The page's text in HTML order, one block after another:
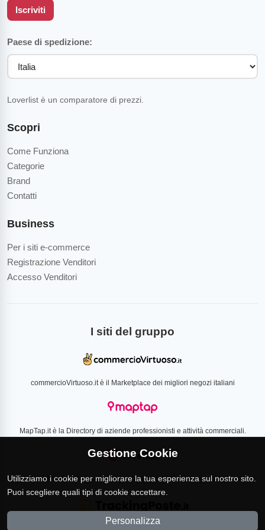
Scopri
Come Funziona
Categorie
Brand
Contatti
Business
Per i siti e-commerce
Registrazione Venditori
Accesso Venditori
Iscriviti
Paese di spedizione:
Loverlist è un comparatore di prezzi.
I siti del gruppo
commercioVirtuoso.it è il Marketplace dei migliori negozi italiani
MapTap.it è la Directory di aziende professionisti e attività commerciali.
Loverlist.com è il comparatore di prezzo CSS certificato Google
Gestione Cookie
Utilizziamo i cookie per migliorare la tua esperienza sul nostro sito.
Puoi scegliere quali tipi di cookie accettare.
Personalizza